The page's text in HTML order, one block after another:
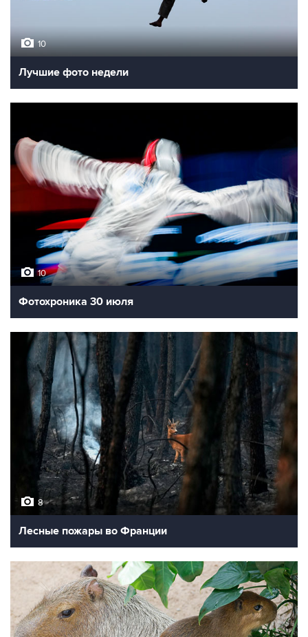
10
Лучшие фото недели
10
Фотохроника 30 июля
8
Лесные пожары во Франции